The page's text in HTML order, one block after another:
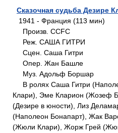
Сказочная судьба Дезире
1941 - Франция (113 мин)
Произв. CCFC
Реж. CAША ГИТРИ
Сцен. Саша Гитри
Опер. Жан Башле
Муз. Адольф Боршар
В ролях Саша Гитри
Клари), Эме Кларион (Жозеф
(Дезире в юности), Лиз
(Наполеон Бонапарт), Жак
(Жюли Клари), Жорж Грей